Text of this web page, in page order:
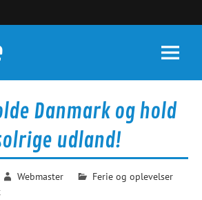
Danmark og hold
udland!
Webmaster
Ferie og oplevelser